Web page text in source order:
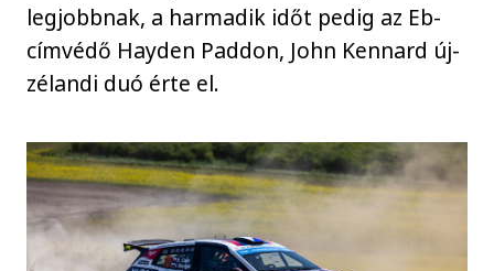
legjobbnak, a harmadik időt pedig az Eb-
címvédő Hayden Paddon, John Kennard új-
zélandi duó érte el.